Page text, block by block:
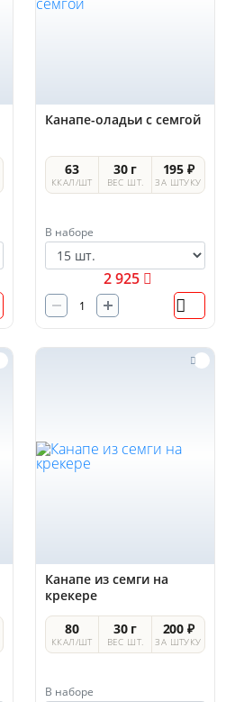
Канапе-оладьи с семгой
63
ККАЛ/ШТ
30 г
ВЕС ШТ.
195 ₽
ЗА ШТУКУ
В наборе
2 925
Канапе из семги на
крекере
80
ККАЛ/ШТ
30 г
ВЕС ШТ.
200 ₽
ЗА ШТУКУ
В наборе